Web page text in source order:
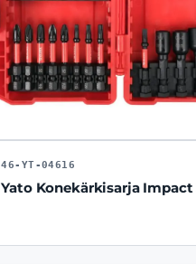
46-YT-04616
Yato Konekärkisarja Impact